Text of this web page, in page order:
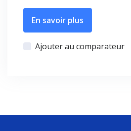
En savoir plus
Ajouter au comparateur